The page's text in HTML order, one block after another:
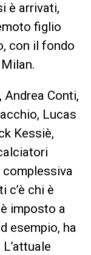
è arrivati,
figlio
con il fondo
Andrea Conti,
Lucas
Kessiè,
complessiva
c’è chi è
imposto a
esempio, ha